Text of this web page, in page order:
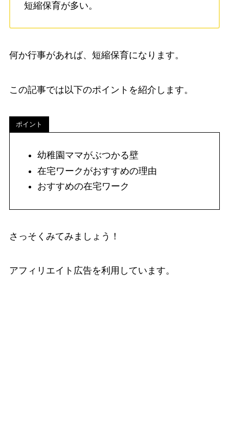
短縮保育が多い。
何か行事があれば、短縮保育になります。
この記事では以下のポイントを紹介します。
ポイント
幼稚園ママがぶつかる壁
在宅ワークがおすすめの理由
おすすめの在宅ワーク
さっそくみてみましょう！
アフィリエイト広告を利用しています。